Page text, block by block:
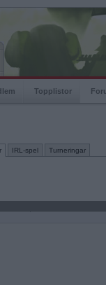
Topplistor
IRL-spel Turneringar